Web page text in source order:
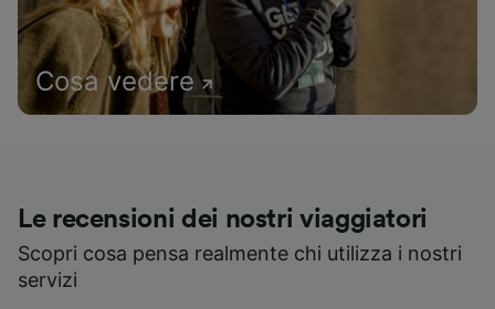
Cosa vedere
Le recensioni dei nostri viaggiatori
Scopri cosa pensa realmente chi utilizza i nostri
servizi